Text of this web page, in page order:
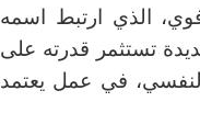
الذي ارتبط اسمه
تستثمر قدرته على
في عمل يعتمد